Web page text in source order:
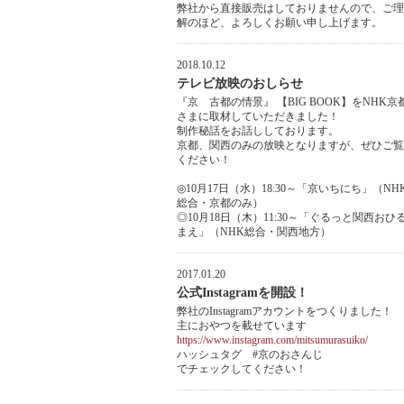
弊社から直接販売はしておりませんので、ご理
解のほど、よろしくお願い申し上げます。
2018.10.12
テレビ放映のおしらせ
『京 古都の情景』 【BIG BOOK】をNHK京
さまに取材していただきました！
制作秘話をお話ししております。
京都、関西のみの放映となりますが、ぜひご覧
ください！
◎10月17日（水）18:30～「京いちにち」（
総合・京都のみ）
◎10月18日（木）11:30～「ぐるっと関西おひ
まえ」（NHK総合・関西地方）
2017.01.20
公式Instagramを開設！
弊社のInstagramアカウントをつくりました！
主におやつを載せています
https://www.instagram.com/mitsumurasuiko/
ハッシュタグ #京のおさんじ
でチェックしてください！